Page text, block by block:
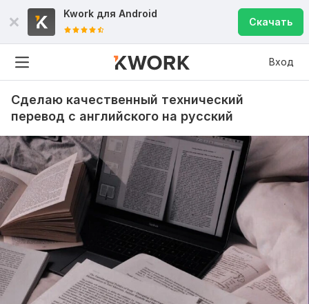
Kwork для Android
Скачать
Вход
Сделаю качественный технический
перевод с английского на русский